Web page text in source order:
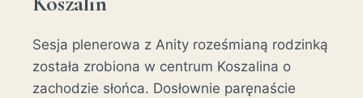
Sesja plenerowa z Anity roześmianą rodzinką
została zrobiona w centrum Koszalina o
zachodzie słońca. Dosłownie paręnaście